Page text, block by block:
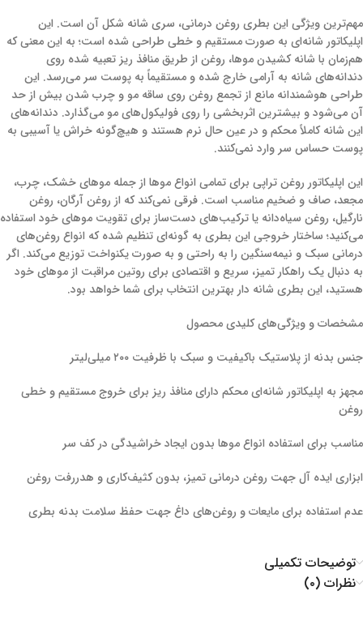
مهم‌ترین ویژگی این بطری روغن درمانی، سری شانه شکل آن است. این
اپلیکاتور شانه‌ای به صورت مستقیم و خطی طراحی شده است؛ به این معنی که
هم‌زمان با شانه کشیدن موها، روغن از طریق منافذ ریز تعبیه شده روی
دندانه‌های شانه به آرامی خارج شده و مستقیماً به پوست سر می‌رسد. این
طراحی هوشمندانه مانع از تجمع روغن روی ساقه مو و چرب شدن بیش از حد
آن می‌شود و بیشترین اثربخشی را روی فولیکول‌های مو می‌گذارد. دندانه‌های
این شانه کاملاً محکم و در عین حال نرم هستند و هیچ‌گونه خراش یا آسیبی به
پوست حساس سر وارد نمی‌کنند.
این اپلیکاتور روغن تراپی برای تمامی انواع موها از جمله موهای خشک، چرب،
مجعد، صاف و ضخیم مناسب است. فرقی نمی‌کند که از روغن آرگان، روغن
نارگیل، روغن سیاه‌دانه یا ترکیب‌های دست‌ساز برای تقویت موهای خود استفاده
می‌کنید؛ ساختار خروجی این بطری به گونه‌ای تنظیم شده که انواع روغن‌های
درمانی سبک و نیمه‌سنگین را به راحتی و به صورت یکنواخت توزیع می‌کند. اگر
به دنبال یک راهکار تمیز، سریع و اقتصادی برای روتین مراقبت از موهای خود
هستید، این بطری شانه دار بهترین انتخاب برای شما خواهد بود.
مشخصات و ویژگی‌های کلیدی محصول
جنس بدنه از پلاستیک باکیفیت و سبک با ظرفیت ۲۰۰ میلی‌لیتر
مجهز به اپلیکاتور شانه‌ای محکم دارای منافذ ریز برای خروج مستقیم و خطی
روغن
مناسب برای استفاده انواع موها بدون ایجاد خراشیدگی در کف سر
ابزاری ایده آل جهت روغن درمانی تمیز، بدون کثیف‌کاری و هدررفت روغن
عدم استفاده برای مایعات و روغن‌های داغ جهت حفظ سلامت بدنه بطری
توضیحات تکمیلی
نظرات (۰)